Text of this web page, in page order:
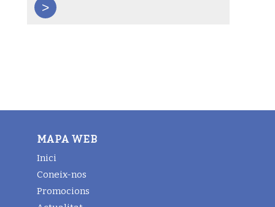
>
MAPA WEB
Inici
Coneix-nos
Promocions